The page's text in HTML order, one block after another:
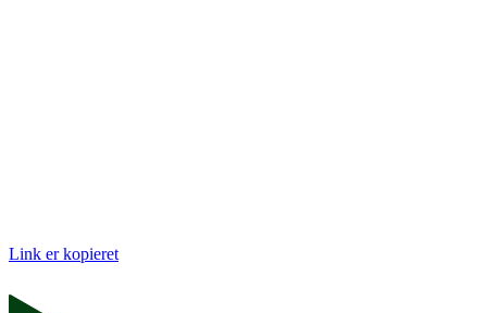
Link er kopieret